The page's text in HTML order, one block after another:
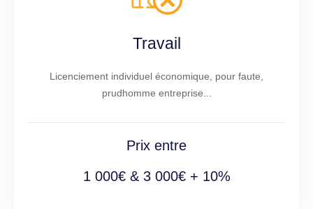
Travail
Licenciement individuel économique, pour faute,
prudhomme entreprise...
Prix entre
1 000€ & 3 000€ + 10%